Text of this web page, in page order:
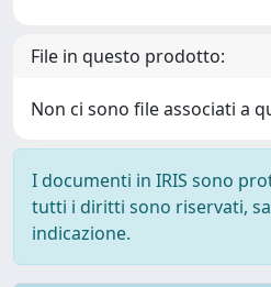
File in questo prodotto:
Non ci sono file associati a
I documenti in IRIS sono
tutti i diritti sono riservati,
indicazione.